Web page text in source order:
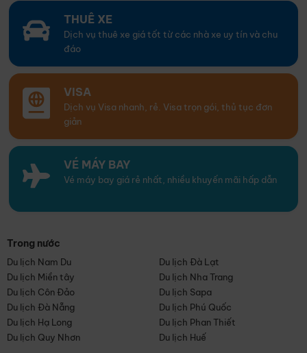
THUÊ XE
Dịch vụ thuê xe giá tốt từ các nhà xe uy tín và chu
đáo
VISA
Dịch vụ Visa nhanh, rẻ. Visa trọn gói, thủ tục đơn
giản
VÉ MÁY BAY
Vé máy bay giá rẻ nhất, nhiều khuyến mãi hấp dẫn
Trong nước
Du lịch Nam Du
Du lịch Đà Lạt
Du lịch Miền tây
Du lịch Nha Trang
Du lịch Côn Đảo
Du lịch Sapa
Du lịch Đà Nẵng
Du lịch Phú Quốc
Du lịch Hạ Long
Du lịch Phan Thiết
Du lịch Quy Nhơn
Du lịch Huế